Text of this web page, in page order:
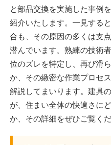
と部品交換を実施した事例
紹介いたします。一見する
合も、その原因の多くは支
潜んでいます。熟練の技術
位のズレを特定し、再び滑
か、その緻密な作業プロセ
解説してまいります。建具
が、住まい全体の快適さに
か、その詳細をぜひご覧くだ